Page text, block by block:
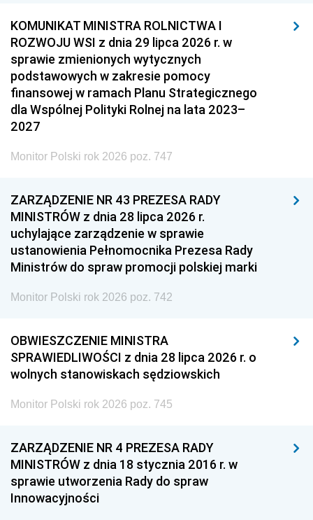
KOMUNIKAT MINISTRA ROLNICTWA I
ROZWOJU WSI z dnia 29 lipca 2026 r. w
sprawie zmienionych wytycznych
podstawowych w zakresie pomocy
finansowej w ramach Planu Strategicznego
dla Wspólnej Polityki Rolnej na lata 2023–
2027
Monitor Polski rok 2026 poz. 747
ZARZĄDZENIE NR 43 PREZESA RADY
MINISTRÓW z dnia 28 lipca 2026 r.
uchylające zarządzenie w sprawie
ustanowienia Pełnomocnika Prezesa Rady
Ministrów do spraw promocji polskiej marki
Monitor Polski rok 2026 poz. 742
OBWIESZCZENIE MINISTRA
SPRAWIEDLIWOŚCI z dnia 28 lipca 2026 r. o
wolnych stanowiskach sędziowskich
Monitor Polski rok 2026 poz. 745
ZARZĄDZENIE NR 4 PREZESA RADY
MINISTRÓW z dnia 18 stycznia 2016 r. w
sprawie utworzenia Rady do spraw
Innowacyjności